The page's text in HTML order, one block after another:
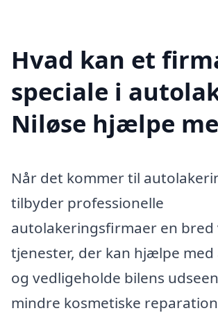
Hvad kan et
speciale i
Niløse hjælpe
Når det kommer til
tilbyder professionelle
autolakeringsfirmaer en bred
tjenester, der kan hjælpe
og vedligeholde bilens
mindre kosmetiske